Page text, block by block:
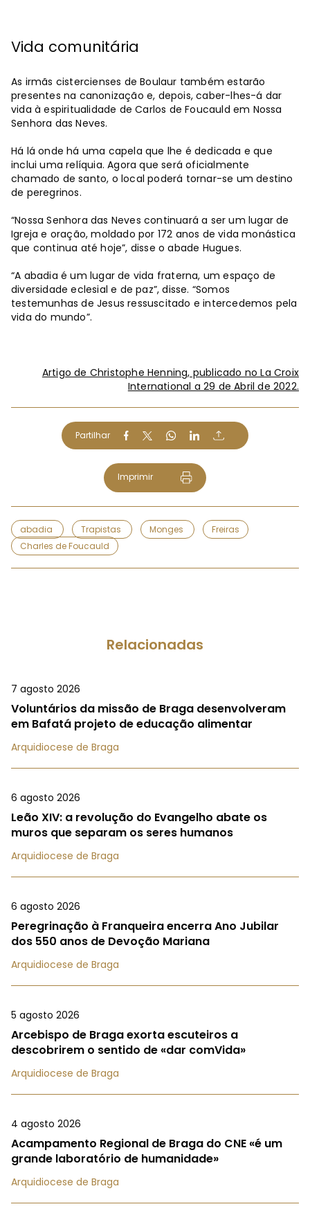
Vida comunitária
As irmãs cistercienses de Boulaur também estarão
presentes na canonização e, depois, caber-lhes-á dar
vida à espiritualidade de Carlos de Foucauld em Nossa
Senhora das Neves.
Há lá onde há uma capela que lhe é dedicada e que
inclui uma relíquia. Agora que será oficialmente
chamado de santo, o local poderá tornar-se um destino
de peregrinos.
“Nossa Senhora das Neves continuará a ser um lugar de
Igreja e oração, moldado por 172 anos de vida monástica
que continua até hoje”, disse o abade Hugues.
“A abadia é um lugar de vida fraterna, um espaço de
diversidade eclesial e de paz”, disse. “Somos
testemunhas de Jesus ressuscitado e intercedemos pela
vida do mundo”.
Artigo de Christophe Henning, publicado no La Croix
International a 29 de Abril de 2022.
Partilhar
Imprimir
abadia Trapistas Monges
Freiras
Charles de Foucauld
Relacionadas
7 agosto 2026
Voluntários da missão de Braga desenvolveram
em Bafatá projeto de educação alimentar
Arquidiocese de Braga
6 agosto 2026
Leão XIV: a revolução do Evangelho abate os
muros que separam os seres humanos
Arquidiocese de Braga
6 agosto 2026
Peregrinação à Franqueira encerra Ano Jubilar
dos 550 anos de Devoção Mariana
Arquidiocese de Braga
5 agosto 2026
Arcebispo de Braga exorta escuteiros a
descobrirem o sentido de «dar comVida»
Arquidiocese de Braga
4 agosto 2026
Acampamento Regional de Braga do CNE «é um
grande laboratório de humanidade»
Arquidiocese de Braga